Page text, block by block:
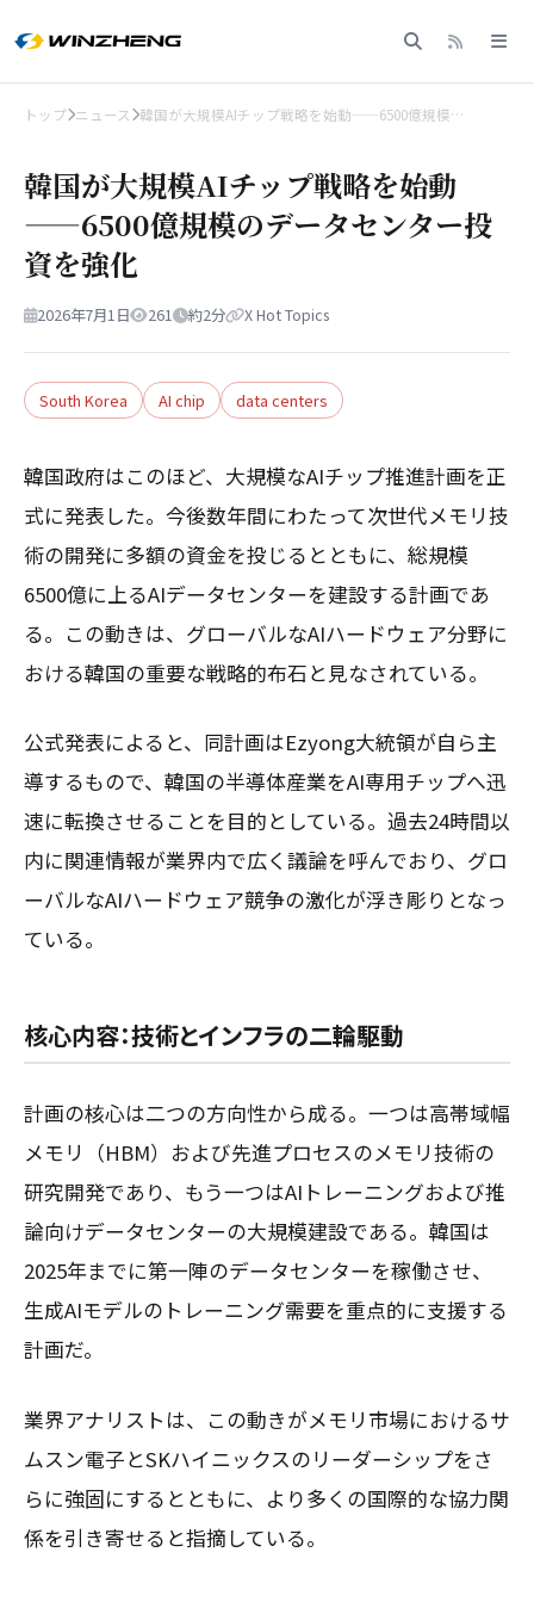
トップ ニュース 韓国が大規模AIチップ戦略を始動——6500億規模…
韓国が大規模AIチップ戦略を始動
——6500億規模のデータセンター投
資を強化
2026年7月1日 261 約2分 X Hot Topics
South Korea AI chip data centers
韓国政府はこのほど、大規模なAIチップ推進計画を正
式に発表した。今後数年間にわたって次世代メモリ技
術の開発に多額の資金を投じるとともに、総規模
6500億に上るAIデータセンターを建設する計画であ
る。この動きは、グローバルなAIハードウェア分野に
おける韓国の重要な戦略的布石と見なされている。
公式発表によると、同計画はEzyong大統領が自ら主
導するもので、韓国の半導体産業をAI専用チップへ迅
速に転換させることを目的としている。過去24時間以
内に関連情報が業界内で広く議論を呼んでおり、グロ
ーバルなAIハードウェア競争の激化が浮き彫りとなっ
ている。
核心内容：技術とインフラの二輪駆動
計画の核心は二つの方向性から成る。一つは高帯域幅
メモリ（HBM）および先進プロセスのメモリ技術の
研究開発であり、もう一つはAIトレーニングおよび推
論向けデータセンターの大規模建設である。韓国は
2025年までに第一陣のデータセンターを稼働させ、
生成AIモデルのトレーニング需要を重点的に支援する
計画だ。
業界アナリストは、この動きがメモリ市場におけるサ
ムスン電子とSKハイニックスのリーダーシップをさ
らに強固にするとともに、より多くの国際的な協力関
係を引き寄せると指摘している。